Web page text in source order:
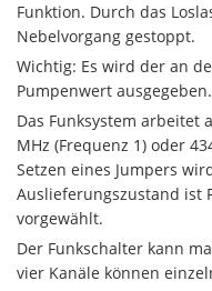
Funktion. Durch das
Nebelvorgang gestoppt.
Wichtig: Es wird der an
Pumpenwert ausgegeben.
Das Funksystem arbeitet
MHz (Frequenz 1) oder
Setzen eines Jumpers
Auslieferungszustand ist
vorgewählt.
Der Funkschalter kann
vier Kanäle können